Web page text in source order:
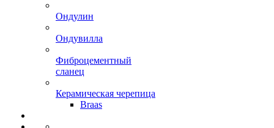
Ондулин
Ондувилла
Фиброцементный
сланец
Керамическая черепица
Braas